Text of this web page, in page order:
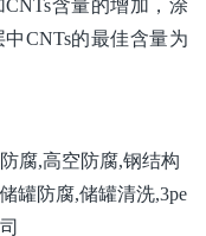
含量的增加，涂
CNTs的最佳含量为